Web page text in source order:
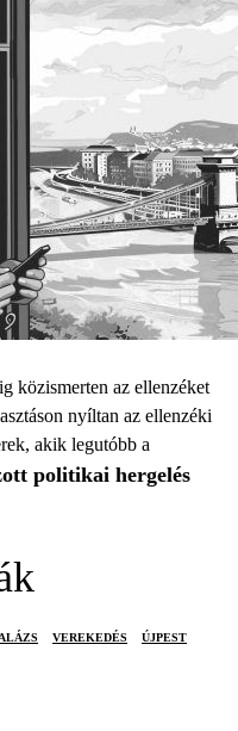
közismerten az ellenzéket
nyíltan az ellenzéki
akik legutóbb a
politikai hergelés
VEREKEDÉS ÚJPEST